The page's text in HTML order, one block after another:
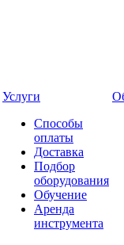
Услуги
Способы
оплаты
Доставка
Подбор
оборудования
Обучение
Аренда
инструмента